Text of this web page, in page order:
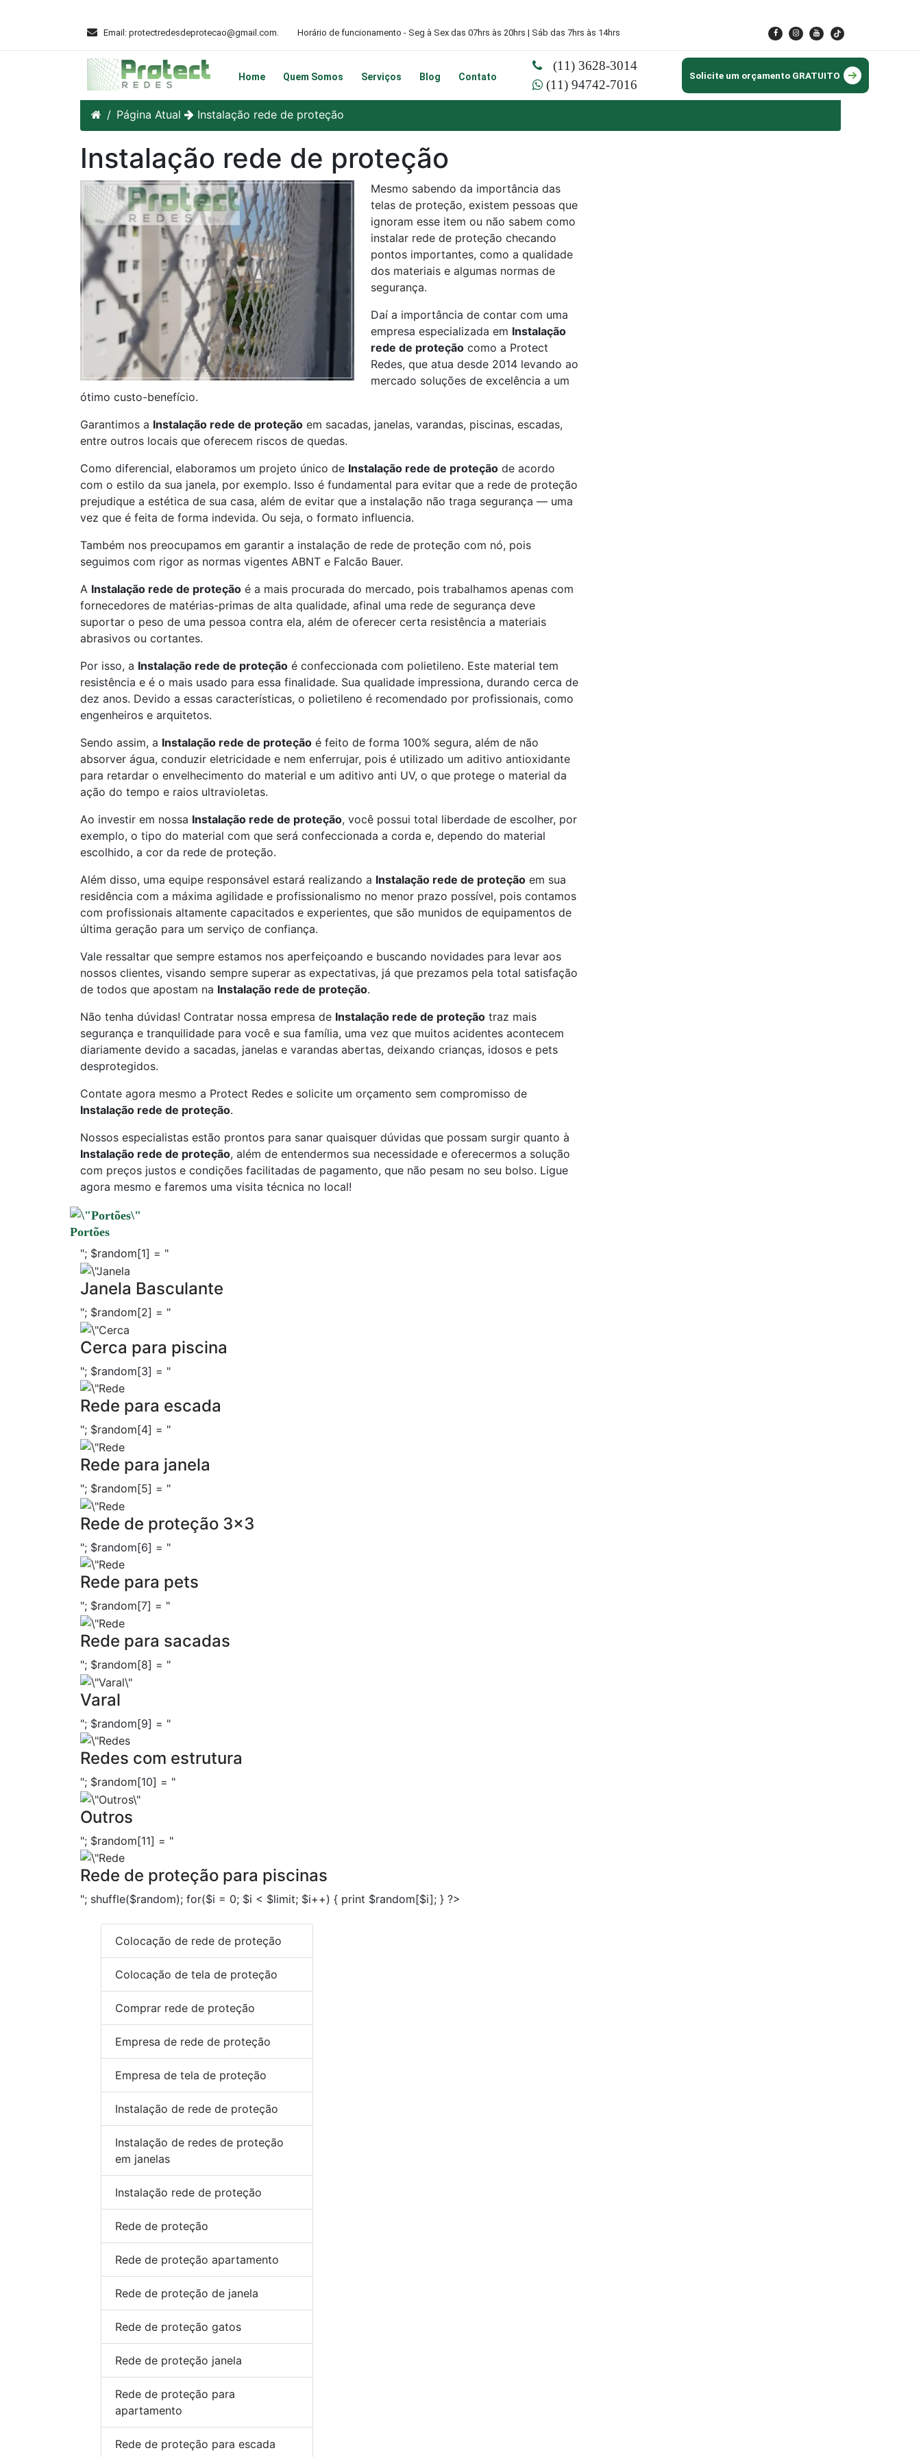
Email: protectredesdeprotecao@gmail.com. Horário de funcionamento - Seg à Sex das 07hrs às 20hrs | Sáb das 7hrs às 14hrs
Home Quem Somos Serviços Blog Contato
(11) 3628-3014
(11) 94742-7016
Solicite um orçamento GRATUITO
Página Atual Instalação rede de proteção
Instalação rede de proteção
Mesmo sabendo da importância das
telas de proteção, existem pessoas que
ignoram esse item ou não sabem como
instalar rede de proteção checando
pontos importantes, como a qualidade
dos materiais e algumas normas de
segurança.
Daí a importância de contar com uma
empresa especializada em Instalação
rede de proteção como a Protect
Redes, que atua desde 2014 levando ao
mercado soluções de excelência a um
ótimo custo-benefício.
Garantimos a Instalação rede de proteção em sacadas, janelas, varandas, piscinas, escadas,
entre outros locais que oferecem riscos de quedas.
Como diferencial, elaboramos um projeto único de Instalação rede de proteção de acordo
com o estilo da sua janela, por exemplo. Isso é fundamental para evitar que a rede de proteção
prejudique a estética de sua casa, além de evitar que a instalação não traga segurança — uma
vez que é feita de forma indevida. Ou seja, o formato influencia.
Também nos preocupamos em garantir a instalação de rede de proteção com nó, pois
seguimos com rigor as normas vigentes ABNT e Falcão Bauer.
A Instalação rede de proteção é a mais procurada do mercado, pois trabalhamos apenas com
fornecedores de matérias-primas de alta qualidade, afinal uma rede de segurança deve
suportar o peso de uma pessoa contra ela, além de oferecer certa resistência a materiais
abrasivos ou cortantes.
Por isso, a Instalação rede de proteção é confeccionada com polietileno. Este material tem
resistência e é o mais usado para essa finalidade. Sua qualidade impressiona, durando cerca de
dez anos. Devido a essas características, o polietileno é recomendado por profissionais, como
engenheiros e arquitetos.
Sendo assim, a Instalação rede de proteção é feito de forma 100% segura, além de não
absorver água, conduzir eletricidade e nem enferrujar, pois é utilizado um aditivo antioxidante
para retardar o envelhecimento do material e um aditivo anti UV, o que protege o material da
ação do tempo e raios ultravioletas.
Ao investir em nossa Instalação rede de proteção, você possui total liberdade de escolher, por
exemplo, o tipo do material com que será confeccionada a corda e, dependo do material
escolhido, a cor da rede de proteção.
Além disso, uma equipe responsável estará realizando a Instalação rede de proteção em sua
residência com a máxima agilidade e profissionalismo no menor prazo possível, pois contamos
com profissionais altamente capacitados e experientes, que são munidos de equipamentos de
última geração para um serviço de confiança.
Vale ressaltar que sempre estamos nos aperfeiçoando e buscando novidades para levar aos
nossos clientes, visando sempre superar as expectativas, já que prezamos pela total satisfação
de todos que apostam na Instalação rede de proteção.
Não tenha dúvidas! Contratar nossa empresa de Instalação rede de proteção traz mais
segurança e tranquilidade para você e sua família, uma vez que muitos acidentes acontecem
diariamente devido a sacadas, janelas e varandas abertas, deixando crianças, idosos e pets
desprotegidos.
Contate agora mesmo a Protect Redes e solicite um orçamento sem compromisso de
Instalação rede de proteção.
Nossos especialistas estão prontos para sanar quaisquer dúvidas que possam surgir quanto à
Instalação rede de proteção, além de entendermos sua necessidade e oferecermos a solução
com preços justos e condições facilitadas de pagamento, que não pesam no seu bolso. Ligue
agora mesmo e faremos uma visita técnica no local!
Portões
"; $random[1] = "
Janela Basculante
"; $random[2] = "
Cerca para piscina
"; $random[3] = "
Rede para escada
"; $random[4] = "
Rede para janela
"; $random[5] = "
Rede de proteção 3x3
"; $random[6] = "
Rede para pets
"; $random[7] = "
Rede para sacadas
"; $random[8] = "
Varal
"; $random[9] = "
Redes com estrutura
"; $random[10] = "
Outros
"; $random[11] = "
Rede de proteção para piscinas
"; shuffle($random); for($i = 0; $i < $limit; $i++) { print $random[$i]; } ?>
Colocação de rede de proteção
Colocação de tela de proteção
Comprar rede de proteção
Empresa de rede de proteção
Empresa de tela de proteção
Instalação de rede de proteção
Instalação de redes de proteção
em janelas
Instalação rede de proteção
Rede de proteção
Rede de proteção apartamento
Rede de proteção de janela
Rede de proteção gatos
Rede de proteção janela
Rede de proteção para
apartamento
Rede de proteção para escada